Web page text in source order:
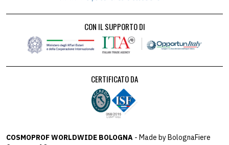
CON IL SUPPORTO DI
CERTIFICATO DA
COSMOPROF WORLDWIDE BOLOGNA - Made by BolognaFiere